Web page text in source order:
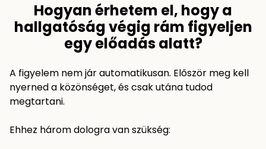
Hogyan érhetem el, hogy a
hallgatóság végig rám figyeljen
egy előadás alatt?
A figyelem nem jár automatikusan. Először meg kell
nyerned a közönséget, és csak utána tudod
megtartani.
Ehhez három dologra van szükség: